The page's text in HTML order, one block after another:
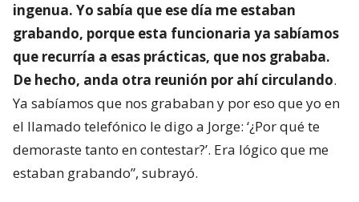
ingenua. Yo sabía que ese día me estaban
grabando, porque esta funcionaria ya sabíamos
que recurría a esas prácticas, que nos grababa.
De hecho, anda otra reunión por ahí circulando.
Ya sabíamos que nos grababan y por eso que yo en
el llamado telefónico le digo a Jorge: ‘¿Por qué te
demoraste tanto en contestar?’. Era lógico que me
estaban grabando”, subrayó.